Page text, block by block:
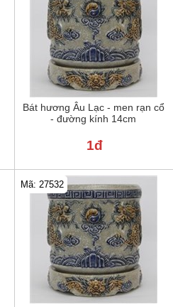
Bát hương Âu Lạc - men rạn cổ
- đường kính 14cm
1đ
Mã: 27532